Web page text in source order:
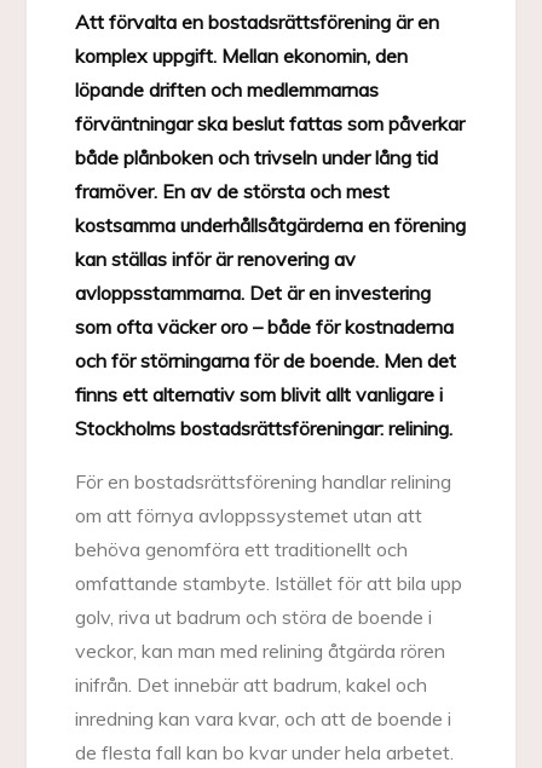
Att förvalta en bostadsrättsförening är en
komplex uppgift. Mellan ekonomin, den
löpande driften och medlemmarnas
förväntningar ska beslut fattas som påverkar
både plånboken och trivseln under lång tid
framöver. En av de största och mest
kostsamma underhållsåtgärderna en förening
kan ställas inför är renovering av
avloppsstammarna. Det är en investering
som ofta väcker oro – både för kostnaderna
och för störningarna för de boende. Men det
finns ett alternativ som blivit allt vanligare i
Stockholms bostadsrättsföreningar: relining.
För en bostadsrättsförening handlar relining
om att förnya avloppssystemet utan att
behöva genomföra ett traditionellt och
omfattande stambyte. Istället för att bila upp
golv, riva ut badrum och störa de boende i
veckor, kan man med relining åtgärda rören
inifrån. Det innebär att badrum, kakel och
inredning kan vara kvar, och att de boende i
de flesta fall kan bo kvar under hela arbetet.